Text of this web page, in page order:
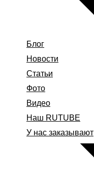
Блог
Новости
Статьи
Фото
Видео
Наш RUTUBE
У нас заказывают